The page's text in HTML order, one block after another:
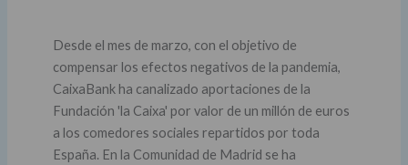
Desde el mes de marzo, con el objetivo de
compensar los efectos negativos de la pandemia,
CaixaBank ha canalizado aportaciones de la
Fundación 'la Caixa' por valor de un millón de euros
a los comedores sociales repartidos por toda
España. En la Comunidad de Madrid se ha